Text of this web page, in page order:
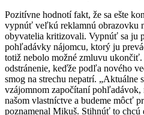
Pozitívne hodnotí fakt, že sa ešte
vypnúť veľkú reklamnú obrazovku
obyvatelia kritizovali. Vypnúť sa ju
pohľadávky nájomcu, ktorý ju
totiž nebolo možné zmluvu
odstránenie, keďže podľa nového
smog na strechu nepatrí. „Aktuálne
vzájomnom započítaní pohľadávok,
našom vlastníctve a budeme môcť
poznamenal Mikuš. Stihnúť to chcú